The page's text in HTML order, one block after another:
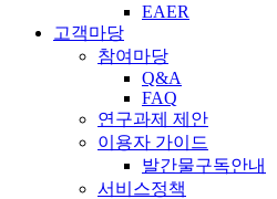
EAER
고객마당
참여마당
Q&A
FAQ
연구과제 제안
이용자 가이드
발간물구독안내
서비스정책